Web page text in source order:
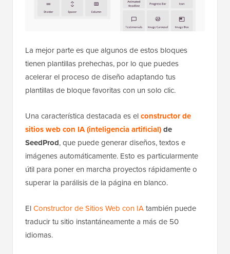
La mejor parte es que algunos de estos bloques
tienen plantillas prehechas, por lo que puedes
acelerar el proceso de diseño adaptando tus
plantillas de bloque favoritas con un solo clic.
Una característica destacada es elconstructor de
sitios web con IA (inteligencia artificial)de
SeedProd, que puede generar diseños, textos e
imágenes automáticamente. Esto es particularmente
útil para poner en marcha proyectos rápidamente o
superar la parálisis de la página en blanco.
ElConstructor de Sitios Web con IAtambién puede
traducir tu sitio instantáneamente a más de 50
idiomas.